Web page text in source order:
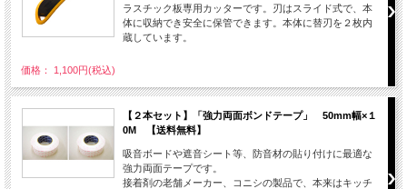
ラスチック板専用カッターです。刃はスライド式で、本
体に収納でき安全に保管できます。本体に替刃を２枚内
蔵しています。
価格： 1,100円(税込)
【２本セット】「強力両面ボンドテープ」 50mm幅×１
0M 【送料無料】
吸音ボードや遮音シート等、防音材の貼り付けに最適な
強力両面テープです。
接着剤の老舗メーカー、コニシの製品で、本来はキッチ